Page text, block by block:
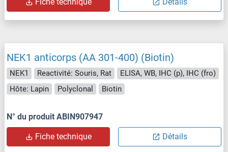
Fiche technique Détails
NEK1 anticorps (AA 301-400) (Biotin)
NEK1 Reactivité: Souris, Rat
ELISA, WB, IHC (p), IHC (fro)
Hôte: Lapin
Polyclonal Biotin
N° du produit ABIN907947
Fiche technique Détails